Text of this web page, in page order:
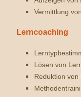
Vermittlung
Lerncoaching
Lösen von
Reduktion